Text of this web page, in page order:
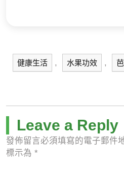
健康生活 , 水果功效 ,
Leave a Reply
發佈留言必須填寫的電子郵件
標示為 *